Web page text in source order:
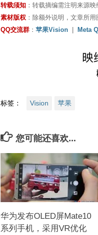
转载须知 ：转载摘编需注明来源
素材版权 ：除额外说明，文章所
QQ交流群 ： 苹果Vision Meta
标签： Vision 苹果
您可能还喜欢...
华为发布OLED屏Mate10
系列手机，采用VR优化